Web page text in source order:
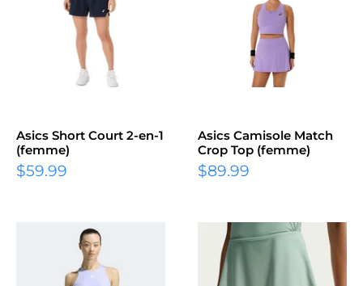
Asics Short Court 2-en-1
(femme)
Prix
$59.99
Asics Camisole Match
Crop Top (femme)
Prix
$89.99